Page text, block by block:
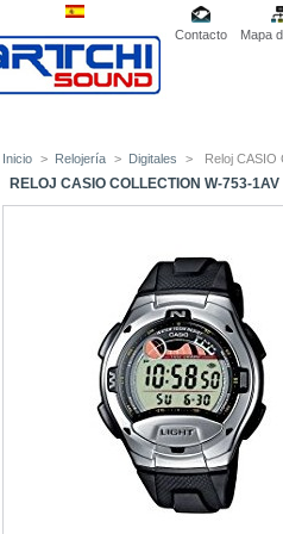
Contacto Mapa
Inicio > Relojería > Digitales > Reloj CASIO
RELOJ CASIO COLLECTION W-753-1AV